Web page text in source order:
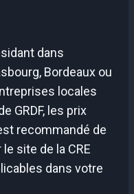
dans
Bordeaux ou
locales
GRDF, les prix
recommandé de
site de la CRE
dans votre